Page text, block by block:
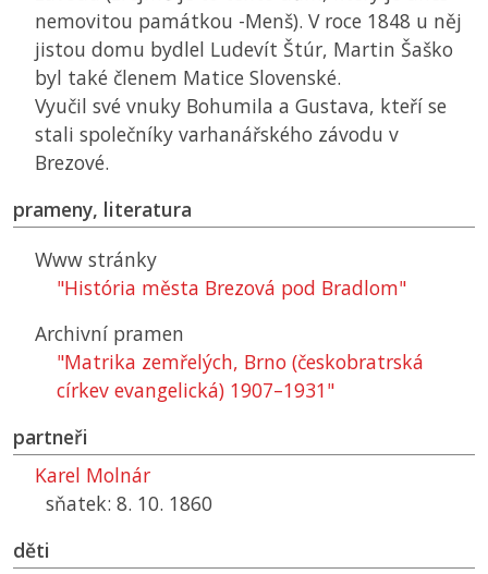
nemovitou památkou -Menš). V roce 1848 u něj
jistou domu bydlel Ludevít Štúr, Martin Šaško
byl také členem Matice Slovenské.
Vyučil své vnuky Bohumila a Gustava, kteří se
stali společníky varhanářského závodu v
Brezové.
prameny, literatura
Www stránky
"História města Brezová pod Bradlom"
Archivní pramen
"Matrika zemřelých, Brno (českobratrská
církev evangelická) 1907–1931"
partneři
Karel Molnár
sňatek: 8. 10. 1860
děti